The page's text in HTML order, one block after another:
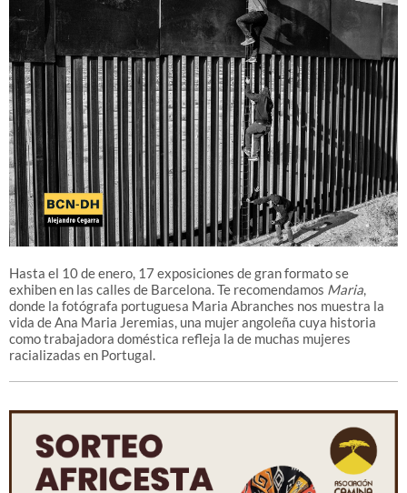
Hasta el 10 de enero, 17 exposiciones de gran formato se
exhiben en las calles de Barcelona. Te recomendamos Maria,
donde la fotógrafa portuguesa Maria Abranches nos muestra la
vida de Ana Maria Jeremias, una mujer angoleña cuya historia
como trabajadora doméstica refleja la de muchas mujeres
racializadas en Portugal.